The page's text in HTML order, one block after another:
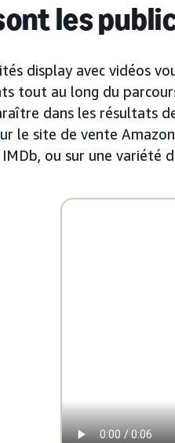
les
display avec vidéos
tout au long du
dans les résultats
le site de vente
ou sur une variété